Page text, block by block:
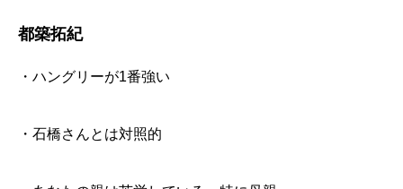
都築拓紀
・ハングリーが1番強い
・石橋さんとは対照的